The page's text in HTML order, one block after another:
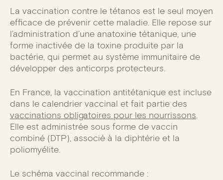
La vaccination contre le tétanos est le seul moyen
efficace de prévenir cette maladie. Elle repose sur
l’administration d’une anatoxine tétanique, une
forme inactivée de la toxine produite par la
bactérie, qui permet au système immunitaire de
développer des anticorps protecteurs.
En France, la vaccination antitétanique est incluse
dans le calendrier vaccinal et fait partie des
vaccinations obligatoires pour les nourrissons.
Elle est administrée sous forme de vaccin
combiné (DTP), associé à la diphtérie et la
poliomyélite.
Le schéma vaccinal recommande :